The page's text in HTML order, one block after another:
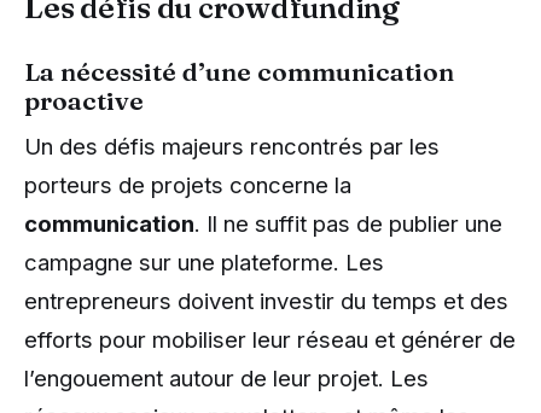
Les défis du crowdfunding
La nécessité d’une communication
proactive
Un des défis majeurs rencontrés par les
porteurs de projets concerne la
communication. Il ne suffit pas de publier une
campagne sur une plateforme. Les
entrepreneurs doivent investir du temps et des
efforts pour mobiliser leur réseau et générer de
l’engouement autour de leur projet. Les